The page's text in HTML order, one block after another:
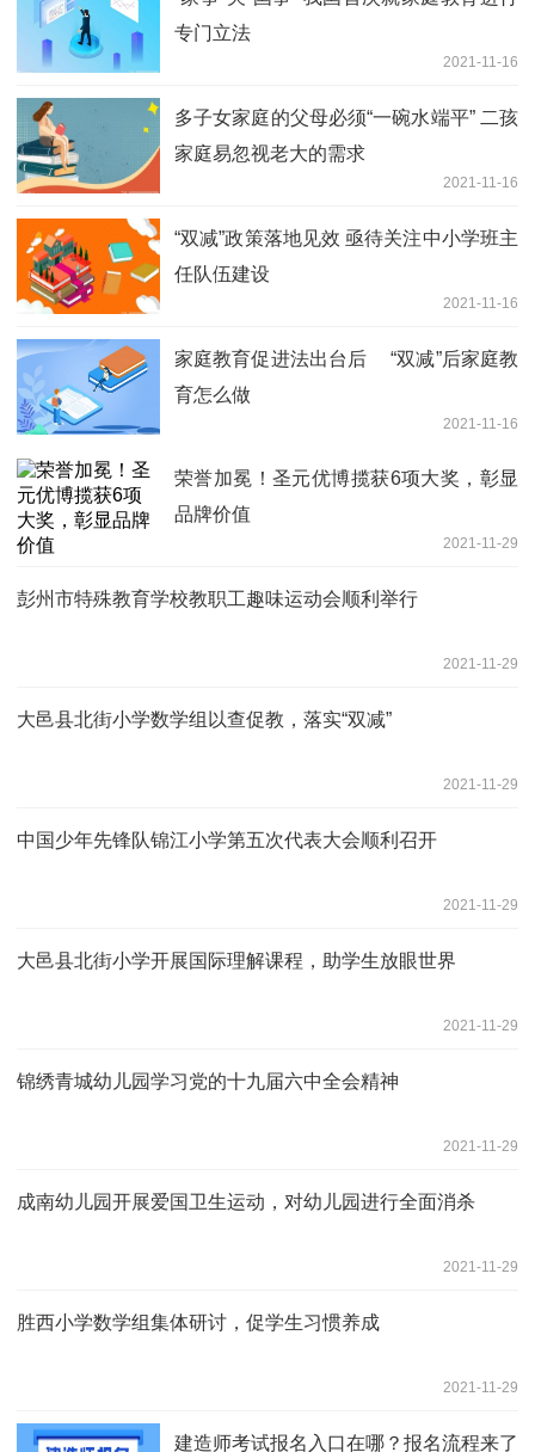
专门立法
2021-11-16
多子女家庭的父母必须“一碗水端平” 二孩
家庭易忽视老大的需求
2021-11-16
“双减”政策落地见效 亟待关注中小学班主
任队伍建设
2021-11-16
家庭教育促进法出台后 “双减”后家庭教
育怎么做
2021-11-16
荣誉加冕！圣元优博揽获6项大奖，彰显
品牌价值
2021-11-29
彭州市特殊教育学校教职工趣味运动会顺利举行
2021-11-29
大邑县北街小学数学组以查促教，落实“双减”
2021-11-29
中国少年先锋队锦江小学第五次代表大会顺利召开
2021-11-29
大邑县北街小学开展国际理解课程，助学生放眼世界
2021-11-29
锦绣青城幼儿园学习党的十九届六中全会精神
2021-11-29
成南幼儿园开展爱国卫生运动，对幼儿园进行全面消杀
2021-11-29
胜西小学数学组集体研讨，促学生习惯养成
2021-11-29
建造师考试报名入口在哪？报名流程来了